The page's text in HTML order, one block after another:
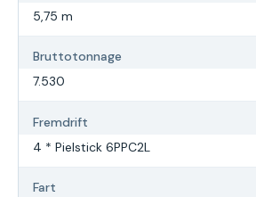
5,75 m
Bruttotonnage
7.530
Fremdrift
4 * Pielstick 6PPC2L
Fart